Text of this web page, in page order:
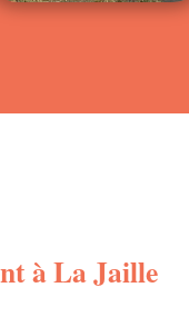
àLa Jaille